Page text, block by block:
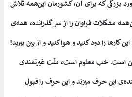
بزرگی که برای آن، کشورمان این‌همه تلاش
مشکلات فراوان را از سر گذرانده، همه‌ی
کارها را دود کنید و هوا کنید و از بین ببرید!
است. خب معلوم است، ملّت غیرتمندی
این حرف میزند و این حرف را قبول